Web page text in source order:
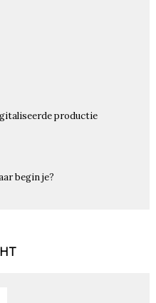
productie
begin je?